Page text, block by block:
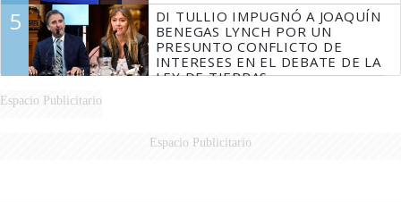
5
DI TULLIO IMPUGNÓ A JOAQUÍN
BENEGAS LYNCH POR UN
PRESUNTO CONFLICTO DE
INTERESES EN EL DEBATE DE LA
LEY DE TIERRAS
Espacio Publicitario
Espacio Publicitario